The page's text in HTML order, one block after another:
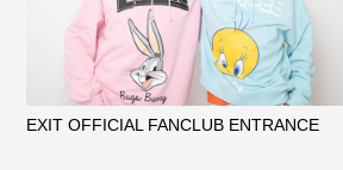
EXIT OFFICIAL FANCLUB ENTRANCE